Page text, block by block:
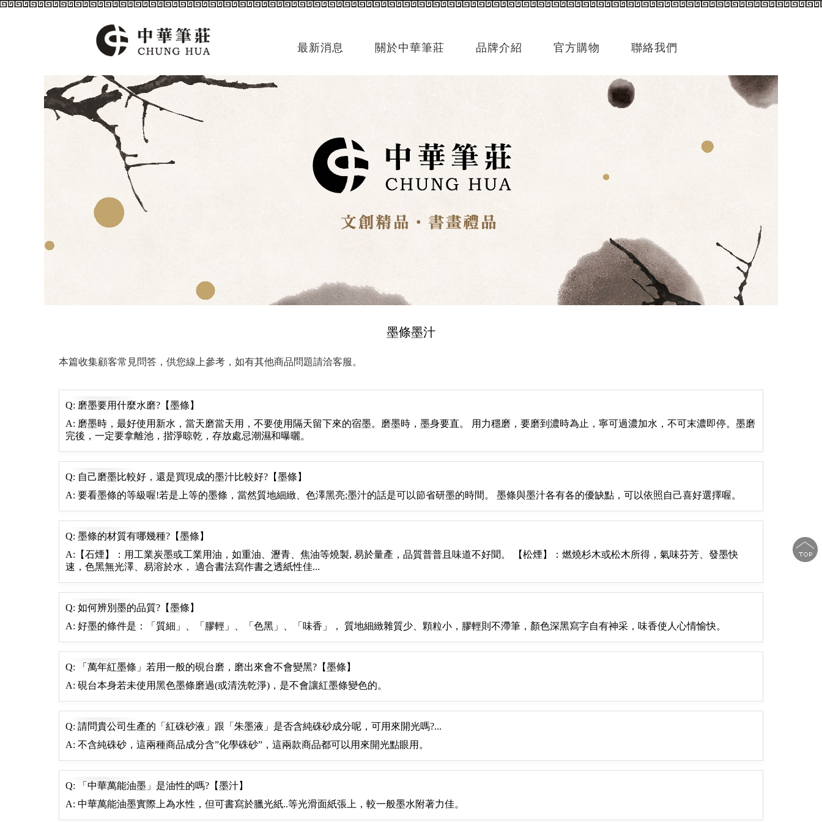
最新消息 關於中華筆莊 品牌介紹 官方購物 聯絡我們
墨條墨汁
本篇收集顧客常見問答，供您線上參考，如有其他商品問題請洽客服。
Q: 磨墨要用什麼水磨?【墨條】
A: 磨墨時，最好使用新水，當天磨當天用，不要使用隔天留下來的宿墨。磨墨時，墨身要直。 用力穩磨，要磨到濃時為止，寧可過濃加水，不可末濃即停。墨磨
完後，一定要拿離池，揩淨晾乾，存放處忌潮濕和曝曬。
Q: 自己磨墨比較好，還是買現成的墨汁比較好?【墨條】
A: 要看墨條的等級喔!若是上等的墨條，當然質地細緻、色澤黑亮;墨汁的話是可以節省研墨的時間。 墨條與墨汁各有各的優缺點，可以依照自己喜好選擇喔。
Q: 墨條的材質有哪幾種?【墨條】
A:【石煙】：用工業炭墨或工業用油，如重油、瀝青、焦油等燒製, 易於量產，品質普普且味道不好聞。 【松煙】：燃燒杉木或松木所得，氣味芬芳、發墨快
速，色黑無光澤、易溶於水， 適合書法寫作書之透紙性佳...
Q: 如何辨別墨的品質?【墨條】
A: 好墨的條件是：「質細」、「膠輕」、「色黑」、「味香」， 質地細緻雜質少、顆粒小，膠輕則不滯筆，顏色深黑寫字自有神采，味香使人心情愉快。
Q: 「萬年紅墨條」若用一般的硯台磨，磨出來會不會變黑?【墨條】
A: 硯台本身若未使用黑色墨條磨過(或清洗乾淨)，是不會讓紅墨條變色的。
Q: 請問貴公司生產的「紅硃砂液」跟「朱墨液」是否含純硃砂成分呢，可用來開光嗎?...
A: 不含純硃砂，這兩種商品成分含”化學硃砂”，這兩款商品都可以用來開光點眼用。
Q: 「中華萬能油墨」是油性的嗎?【墨汁】
A: 中華萬能油墨實際上為水性，但可書寫於臘光紙..等光滑面紙張上，較一般墨水附著力佳。